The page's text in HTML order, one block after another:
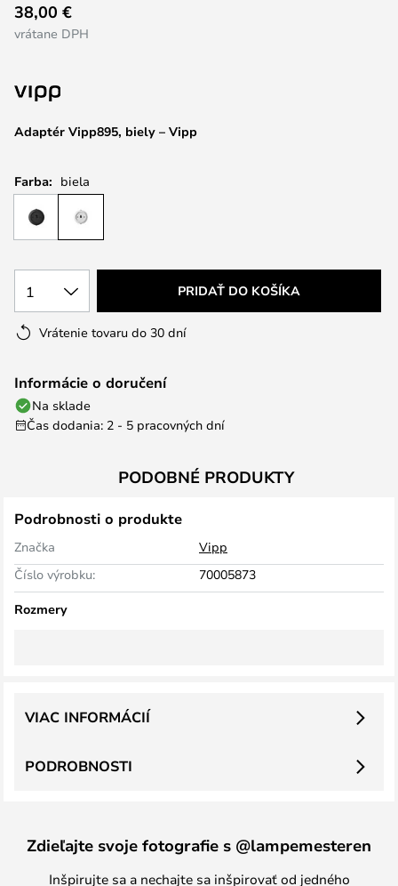
na
začiatok
obrázkov
Adaptér Vipp895, biely – Vipp
38,00 €
vrátane DPH
Farba: biela
1 PRIDAŤ DO KOŠÍKA
Vrátenie tovaru do 30 dní
Informácie o doručení
Na sklade
Čas dodania: 2 - 5 pracovných dní
PODOBNÉ PRODUKTY
Podrobnosti o produkte
Značka
Vipp
Číslo výrobku:
70005873
Rozmery
PODROBNOSTI
VIAC INFORMÁCIÍ
Zdieľajte svoje fotografie s @lampemesteren
Inšpirujte sa a nechajte sa inšpirovať od jedného